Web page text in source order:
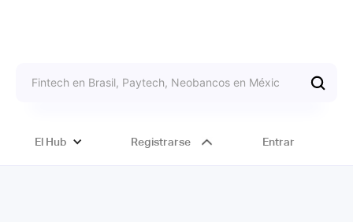
El Hub Registrarse Entrar